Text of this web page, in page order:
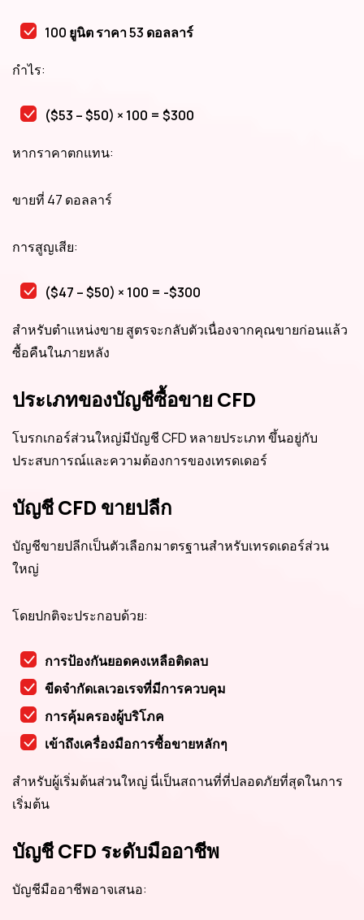
100 ยูนิต ราคา 53 ดอลลาร์
กำไร:
($53 – $50) × 100 = $300
หากราคาตกแทน:
ขายที่ 47 ดอลลาร์
การสูญเสีย:
($47 – $50) × 100 = -$300
สำหรับตำแหน่งขาย สูตรจะกลับตัวเนื่องจากคุณขายก่อนแล้ว
ซื้อคืนในภายหลัง
ประเภทของบัญชีซื้อขาย CFD
โบรกเกอร์ส่วนใหญ่มีบัญชี CFD หลายประเภท ขึ้นอยู่กับ
ประสบการณ์และความต้องการของเทรดเดอร์
บัญชี CFD ขายปลีก
บัญชีขายปลีกเป็นตัวเลือกมาตรฐานสำหรับเทรดเดอร์ส่วน
ใหญ่
โดยปกติจะประกอบด้วย:
การป้องกันยอดคงเหลือติดลบ
ขีดจำกัดเลเวอเรจที่มีการควบคุม
การคุ้มครองผู้บริโภค
เข้าถึงเครื่องมือการซื้อขายหลักๆ
สำหรับผู้เริ่มต้นส่วนใหญ่ นี่เป็นสถานที่ที่ปลอดภัยที่สุดในการ
เริ่มต้น
บัญชี CFD ระดับมืออาชีพ
บัญชีมืออาชีพอาจเสนอ: